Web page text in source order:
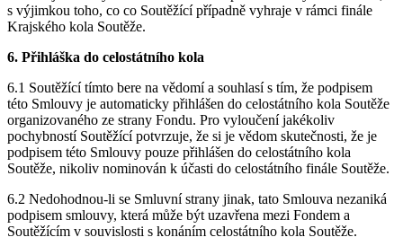
s výjimkou toho, co co Soutěžící případně vyhraje v rámci finále
Krajského kola Soutěže.
6. Přihláška do celostátního kola
6.1 Soutěžící tímto bere na vědomí a souhlasí s tím, že podpisem
této Smlouvy je automaticky přihlášen do celostátního kola Soutěže
organizovaného ze strany Fondu. Pro vyloučení jakékoliv
pochybností Soutěžící potvrzuje, že si je vědom skutečnosti, že je
podpisem této Smlouvy pouze přihlášen do celostátního kola
Soutěže, nikoliv nominován k účasti do celostátního finále Soutěže.
6.2 Nedohodnou-li se Smluvní strany jinak, tato Smlouva nezaniká
podpisem smlouvy, která může být uzavřena mezi Fondem a
Soutěžícím v souvislosti s konáním celostátního kola Soutěže.